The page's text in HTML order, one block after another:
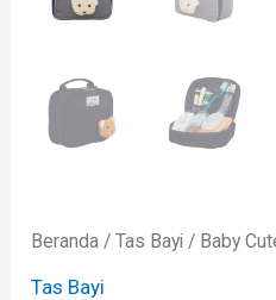
Beranda /Tas Bayi / Baby
Tas Bayi